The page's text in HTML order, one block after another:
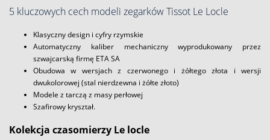
5 kluczowych cech modeli zegarków Tissot Le Locle
Klasyczny design i cyfry rzymskie
Automatyczny kaliber mechaniczny wyprodukowany przez
szwajcarską firmę ETA SA
Obudowa w wersjach z czerwonego i żółtego złota i wersji
dwukolorowej (stal nierdzewna i żółte złoto)
Modele z tarczą z masy perłowej
Szafirowy kryształ.
Kolekcja czasomierzy Le locle